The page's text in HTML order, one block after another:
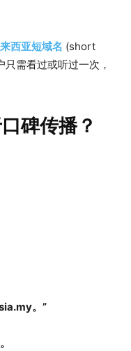
西亚短域名 (short
只需看过或听过一次，
碑传播？
。”